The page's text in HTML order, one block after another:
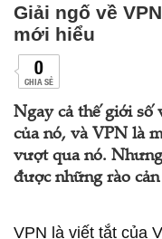
Giải ngố về
mới hiểu
0
CHIA SẺ
Ngay cả thế giới số
của nó, và VPN là
vượt qua nó.
được những rào cản
VPN là viết tắt của